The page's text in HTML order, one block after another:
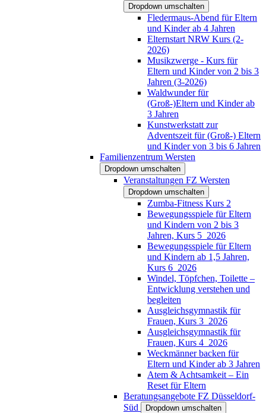
Dropdown umschalten
Fledermaus-Abend für Eltern
und Kinder ab 4 Jahren
Elternstart NRW Kurs (2-
2026)
Musikzwerge - Kurs für
Eltern und Kinder von 2 bis 3
Jahren (3-2026)
Waldwunder für
(Groß-)Eltern und Kinder ab
3 Jahren
Kunstwerkstatt zur
Adventszeit für (Groß-) Eltern
und Kinder von 3 bis 6 Jahren
Familienzentrum Wersten
Dropdown umschalten
Veranstaltungen FZ Wersten
Dropdown umschalten
Zumba-Fitness Kurs 2
Bewegungsspiele für Eltern
und Kindern von 2 bis 3
Jahren, Kurs 5_2026
Bewegungsspiele für Eltern
und Kindern ab 1,5 Jahren,
Kurs 6_2026
Windel, Töpfchen, Toilette –
Entwicklung verstehen und
begleiten
Ausgleichsgymnastik für
Frauen, Kurs 3_2026
Ausgleichsgymnastik für
Frauen, Kurs 4_2026
Weckmänner backen für
Eltern und Kinder ab 3 Jahren
Atem & Achtsamkeit – Ein
Reset für Eltern
Beratungsangebote FZ Düsseldorf-
Süd
Dropdown umschalten